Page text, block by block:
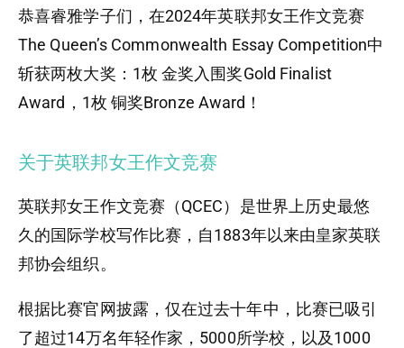
恭喜睿雅学子们，在2024年英联邦女王作文竞赛
The Queen’s Commonwealth Essay Competition中
斩获两枚大奖：1枚 金奖入围奖Gold Finalist
Award，1枚 铜奖Bronze Award！
关于英联邦女王作文竞赛
英联邦女王作文竞赛（QCEC）是世界上历史最悠
久的国际学校写作比赛，自1883年以来由皇家英联
邦协会组织。
根据比赛官网披露，仅在过去十年中，比赛已吸引
了超过14万名年轻作家，5000所学校，以及1000